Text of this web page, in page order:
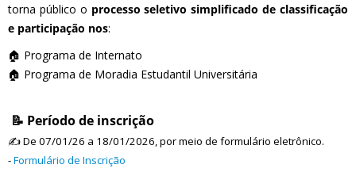
torna público o processo seletivo simplificado de classificação
e participação nos:
🏠 Programa de Internato
🏠 Programa de Moradia Estudantil Universitária
📝 Período de inscrição
✍️ De 07/01/26 a 18/01/2026, por meio de formulário eletrônico.
-Formulário de Inscrição